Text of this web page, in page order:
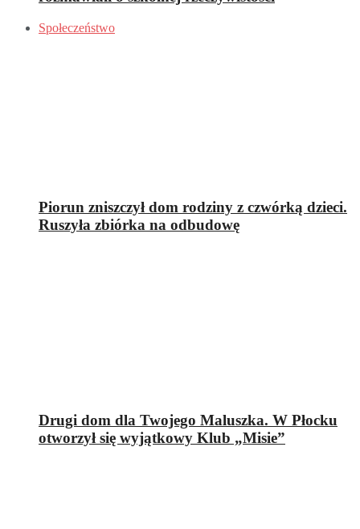
Społeczeństwo
Piorun zniszczył dom rodziny z czwórką dzieci.
Ruszyła zbiórka na odbudowę
Drugi dom dla Twojego Maluszka. W Płocku
otworzył się wyjątkowy Klub „Misie”